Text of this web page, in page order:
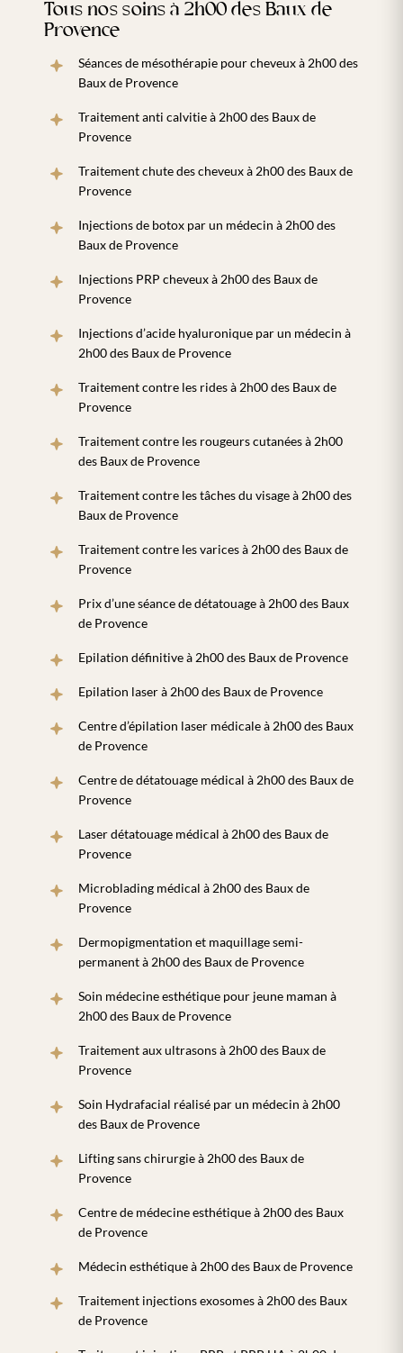
Tous nos soins à 2h00 des Baux de
Provence
Séances de mésothérapie pour cheveux à 2h00 des
Baux de Provence
Traitement anti calvitie à 2h00 des Baux de
Provence
Traitement chute des cheveux à 2h00 des Baux de
Provence
Injections de botox par un médecin à 2h00 des
Baux de Provence
Injections PRP cheveux à 2h00 des Baux de
Provence
Injections d’acide hyaluronique par un médecin à
2h00 des Baux de Provence
Traitement contre les rides à 2h00 des Baux de
Provence
Traitement contre les rougeurs cutanées à 2h00
des Baux de Provence
Traitement contre les tâches du visage à 2h00 des
Baux de Provence
Traitement contre les varices à 2h00 des Baux de
Provence
Prix d’une séance de détatouage à 2h00 des Baux
de Provence
Epilation définitive à 2h00 des Baux de Provence
Epilation laser à 2h00 des Baux de Provence
Centre d’épilation laser médicale à 2h00 des Baux
de Provence
Centre de détatouage médical à 2h00 des Baux de
Provence
Laser détatouage médical à 2h00 des Baux de
Provence
Microblading médical à 2h00 des Baux de
Provence
Dermopigmentation et maquillage semi-
permanent à 2h00 des Baux de Provence
Soin médecine esthétique pour jeune maman à
2h00 des Baux de Provence
Traitement aux ultrasons à 2h00 des Baux de
Provence
Soin Hydrafacial réalisé par un médecin à 2h00
des Baux de Provence
Lifting sans chirurgie à 2h00 des Baux de
Provence
Centre de médecine esthétique à 2h00 des Baux
de Provence
Médecin esthétique à 2h00 des Baux de Provence
Traitement injections exosomes à 2h00 des Baux
de Provence